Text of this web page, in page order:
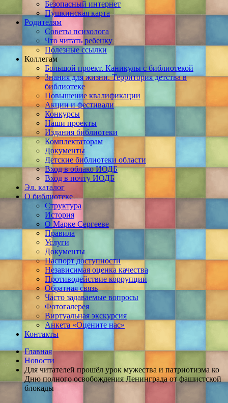
Безопасный интернет
Пушкинская карта
Родителям
Советы психолога
Что читать ребенку
Полезные ссылки
Коллегам
Большой проект. Каникулы с библиотекой
Знания для жизни. Территория детства в
библиотеке
Повышение квалификации
Акции и фестивали
Конкурсы
Наши проекты
Издания библиотеки
Комплектаторам
Документы
Детские библиотеки области
Вход в облако ИОДБ
Вход в почту ИОДБ
Эл. каталог
О библиотеке
Структура
История
О Марке Сергееве
Правила
Услуги
Документы
Паспорт доступности
Независимая оценка качества
Противодействие коррупции
Обратная связь
Часто задаваемые вопросы
Фотогалерея
Виртуальная экскурсия
Анкета «Оцените нас»
Контакты
Главная
Новости
Для читателей прошёл урок мужества и патриотизма ко
Дню полного освобождения Ленинграда от фашистской
блокады